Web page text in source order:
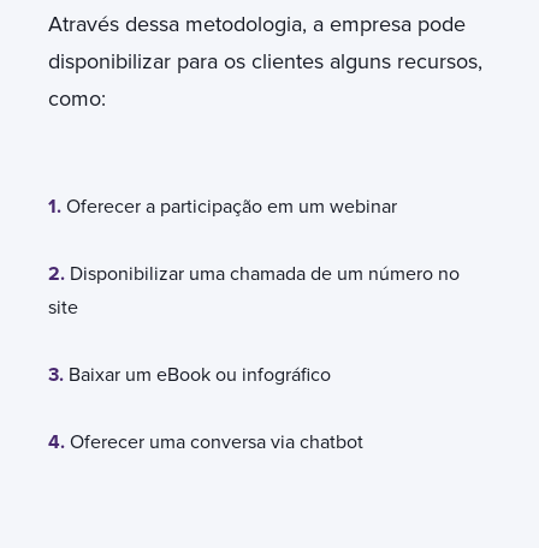
Através dessa metodologia, a empresa pode
disponibilizar para os clientes alguns recursos,
como:
1. Oferecer a participação em um webinar
2. Disponibilizar uma chamada de um número no
site
3. Baixar um eBook ou infográfico
4. Oferecer uma conversa via chatbot